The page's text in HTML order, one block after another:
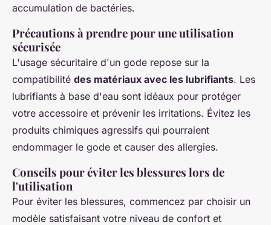
accumulation de bactéries.
Précautions à prendre pour une utilisation
sécurisée
L'usage sécuritaire d'un gode repose sur la
compatibilité des matériaux avec les lubrifiants. Les
lubrifiants à base d'eau sont idéaux pour protéger
votre accessoire et prévenir les irritations. Évitez les
produits chimiques agressifs qui pourraient
endommager le gode et causer des allergies.
Conseils pour éviter les blessures lors de
l'utilisation
Pour éviter les blessures, commencez par choisir un
modèle satisfaisant votre niveau de confort et